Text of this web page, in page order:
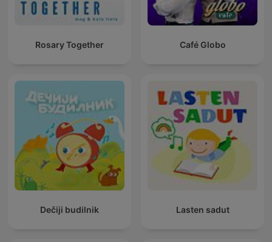
Rosary Together Café Globo
Dečiji budilnik Lasten sadut